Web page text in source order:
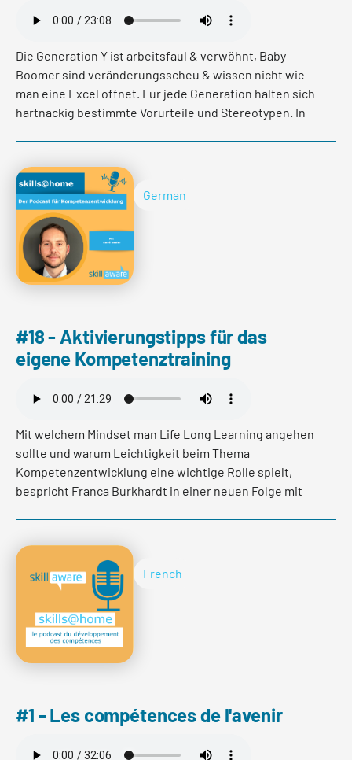
Die Generation Y ist arbeitsfaul & verwöhnt, Baby
Boomer sind veränderungsscheu & wissen nicht wie
man eine Excel öffnet. Für jede Generation halten sich
hartnäckig bestimmte Vorurteile und Stereotypen. In
Generation vermittelt wird und welchen Einfluss
dieses auf Mitarbeitende und Arbeitgeber hat.
Read more
German
#18 - Aktivierungstipps für das
eigene Kompetenztraining
Mit welchem Mindset man Life Long Learning angehen
sollte und warum Leichtigkeit beim Thema
Kompetenzentwicklung eine wichtige Rolle spielt,
bespricht Franca Burkhardt in einer neuen Folge mit
immer wieder dazu motivieren, die eigenen
Kompetenzen kontinuierlich zu trainieren.
French
#1 - Les compétences de l'avenir